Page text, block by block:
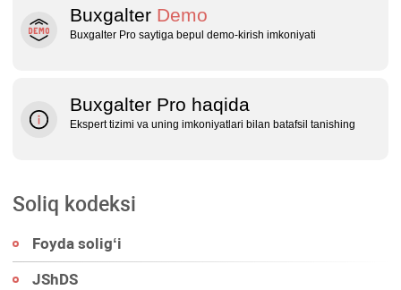
Buxgalter Demo
Buxgalter Pro saytiga bepul demo‑kirish imkoniyati
Buxgalter Pro haqida
Ekspert tizimi va uning imkoniyatlari bilan batafsil tanishing
Soliq kodeksi
Foyda soligʻi
JShDS